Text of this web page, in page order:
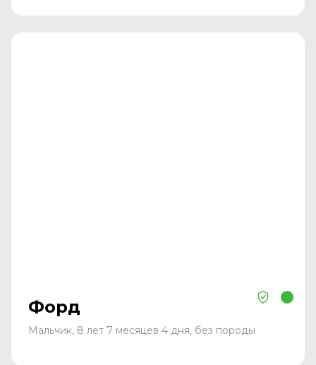
Форд
Мальчик, 8 лет 7 месяцев 4 дня, без породы